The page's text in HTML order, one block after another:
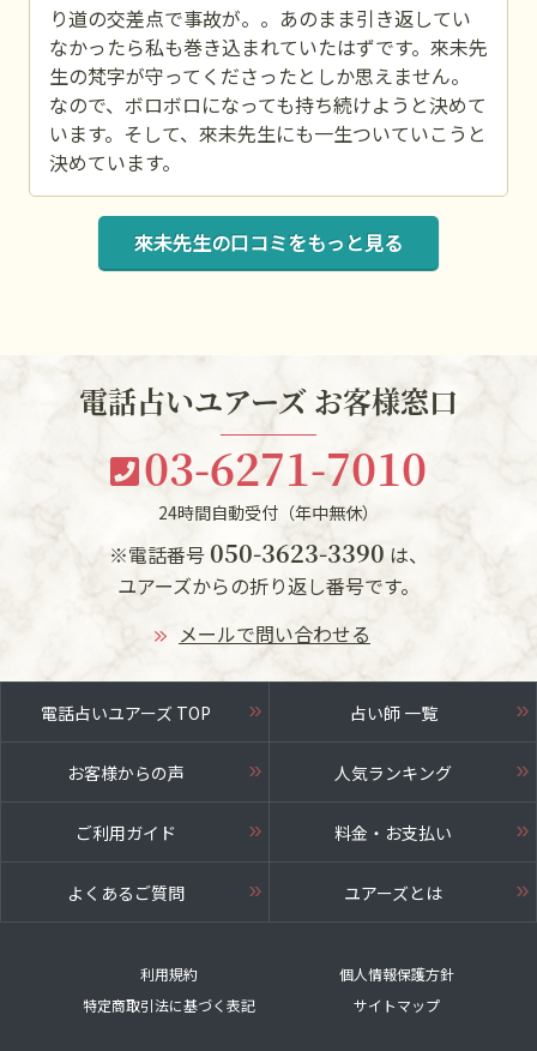
り道の交差点で事故が。。あのまま引き返してい
なかったら私も巻き込まれていたはずです。來未先
生の梵字が守ってくださったとしか思えません。
なので、ボロボロになっても持ち続けようと決めて
います。そして、來未先生にも一生ついていこうと
決めています。
來未先生の口コミをもっと見る
電話占いユアーズ お客様窓口
03-6271-7010
24時間自動受付（年中無休）
※電話番号 050-3623-3390 は、
ユアーズからの折り返し番号です。
メールで問い合わせる
電話占いユアーズ TOP 占い師 一覧
お客様からの声 人気ランキング
ご利用ガイド 料金・お支払い
よくあるご質問 ユアーズとは
利用規約
特定商取引法に基づく表記
個人情報保護方針
サイトマップ